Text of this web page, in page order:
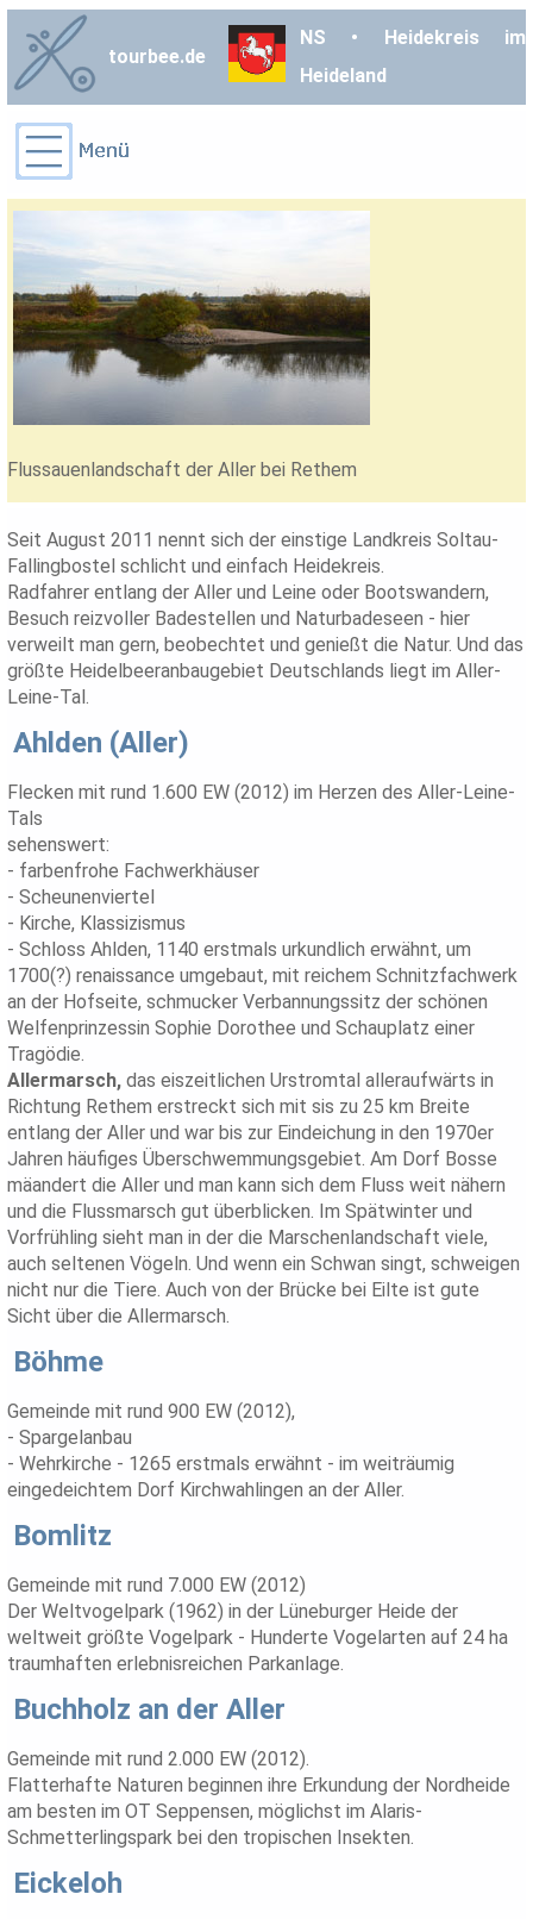
tourbee.de
NS • Heidekreis im
Heideland
Flussauenlandschaft der Aller bei Rethem
Seit August 2011 nennt sich der einstige Landkreis Soltau-
Fallingbostel schlicht und einfach Heidekreis.
Radfahrer entlang der Aller und Leine oder Bootswandern,
Besuch reizvoller Badestellen und Naturbadeseen - hier
verweilt man gern, beobechtet und genießt die Natur. Und das
größte Heidelbeeranbaugebiet Deutschlands liegt im Aller-
Leine-Tal.
Ahlden (Aller)
Flecken mit rund 1.600 EW (2012) im Herzen des Aller-Leine-
Tals
sehenswert:
- farbenfrohe Fachwerkhäuser
- Scheunenviertel
- Kirche, Klassizismus
- Schloss Ahlden, 1140 erstmals urkundlich erwähnt, um
1700(?) renaissance umgebaut, mit reichem Schnitzfachwerk
an der Hofseite, schmucker Verbannungssitz der schönen
Welfenprinzessin Sophie Dorothee und Schauplatz einer
Tragödie.
Allermarsch, das eiszeitlichen Urstromtal alleraufwärts in
Richtung Rethem erstreckt sich mit sis zu 25 km Breite
entlang der Aller und war bis zur Eindeichung in den 1970er
Jahren häufiges Überschwemmungsgebiet. Am Dorf Bosse
mäandert die Aller und man kann sich dem Fluss weit nähern
und die Flussmarsch gut überblicken. Im Spätwinter und
Vorfrühling sieht man in der die Marschenlandschaft viele,
auch seltenen Vögeln. Und wenn ein Schwan singt, schweigen
nicht nur die Tiere. Auch von der Brücke bei Eilte ist gute
Sicht über die Allermarsch.
Böhme
Gemeinde mit rund 900 EW (2012),
- Spargelanbau
- Wehrkirche - 1265 erstmals erwähnt - im weiträumig
eingedeichtem Dorf Kirchwahlingen an der Aller.
Bomlitz
Gemeinde mit rund 7.000 EW (2012)
Der Weltvogelpark (1962) in der Lüneburger Heide der
weltweit größte Vogelpark - Hunderte Vogelarten auf 24 ha
traumhaften erlebnisreichen Parkanlage.
Buchholz an der Aller
Gemeinde mit rund 2.000 EW (2012).
Flatterhafte Naturen beginnen ihre Erkundung der Nordheide
am besten im OT Seppensen, möglichst im Alaris-
Schmetterlingspark bei den tropischen Insekten.
Eickeloh